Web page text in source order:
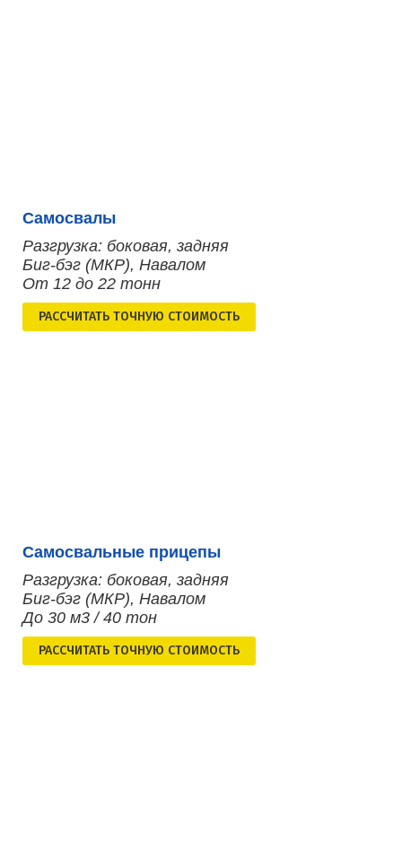
Самосвалы
Разгрузка: боковая, задняя
Биг-бэг (МКР), Навалом
От 12 до 22 тонн
РАСCЧИТАТЬ ТОЧНУЮ СТОИМОСТЬ
Самосвальные прицепы
Разгрузка: боковая, задняя
Биг-бэг (МКР), Навалом
До 30 м3 / 40 тон
РАСCЧИТАТЬ ТОЧНУЮ СТОИМОСТЬ